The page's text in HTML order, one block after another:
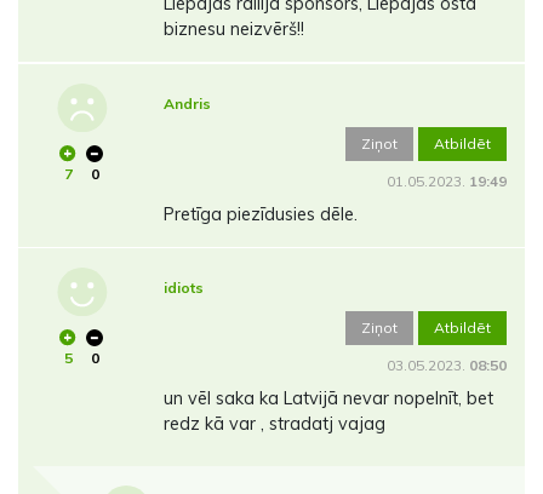
biznesu neizvērš!!
7 0
Andris
Ziņot Atbildēt
01.05.2023. 19:49
Pretīga piezīdusies dēle.
5 0
idiots
Ziņot Atbildēt
03.05.2023. 08:50
un vēl saka ka Latvijā nevar nopelnīt, bet
redz kā var , stradatj vajag